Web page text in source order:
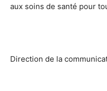
aux soins de santé pour
Direction de la